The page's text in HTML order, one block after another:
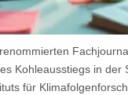
Kohleausstiegs in
für